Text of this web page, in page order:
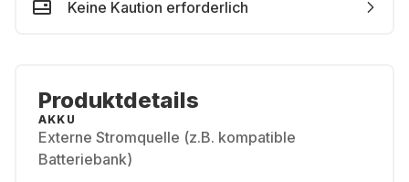
Keine Kaution erforderlich
Produktdetails
AKKU
Externe Stromquelle (z.B. kompatible
Batteriebank)